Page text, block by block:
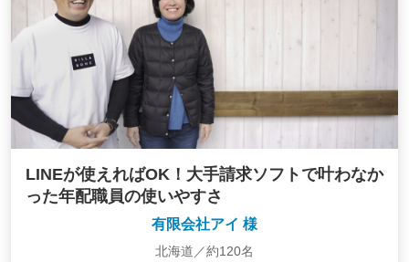
LINEが使えればOK！大手請求ソフトで叶わなか
った年配職員の使いやすさ
有限会社アイ 様
北海道／約120名